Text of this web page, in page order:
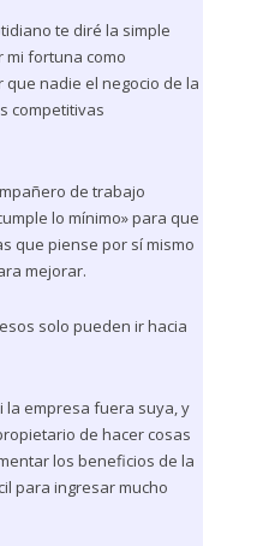
te diré la simple
fortuna como
nadie el negocio de la
competitivas
de trabajo
lo mínimo» para que
que piense por sí mismo
mejorar.
solo pueden ir hacia
la empresa fuera suya, y
de hacer cosas
los beneficios de la
para ingresar mucho